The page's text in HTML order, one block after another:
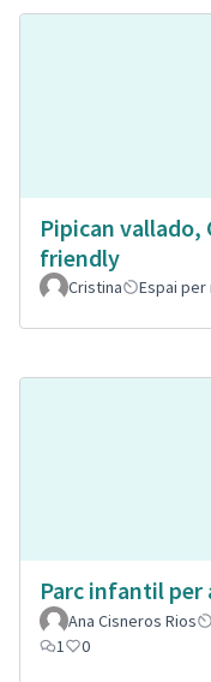
Pipican vallado,
friendly
Cristina
Espai
Parc infantil per
Ana Cisneros Rios
1
0